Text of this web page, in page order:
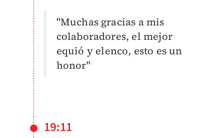
"Muchas gracias a mis
colaboradores, el mejor
equió y elenco, esto es un
honor"
19:11